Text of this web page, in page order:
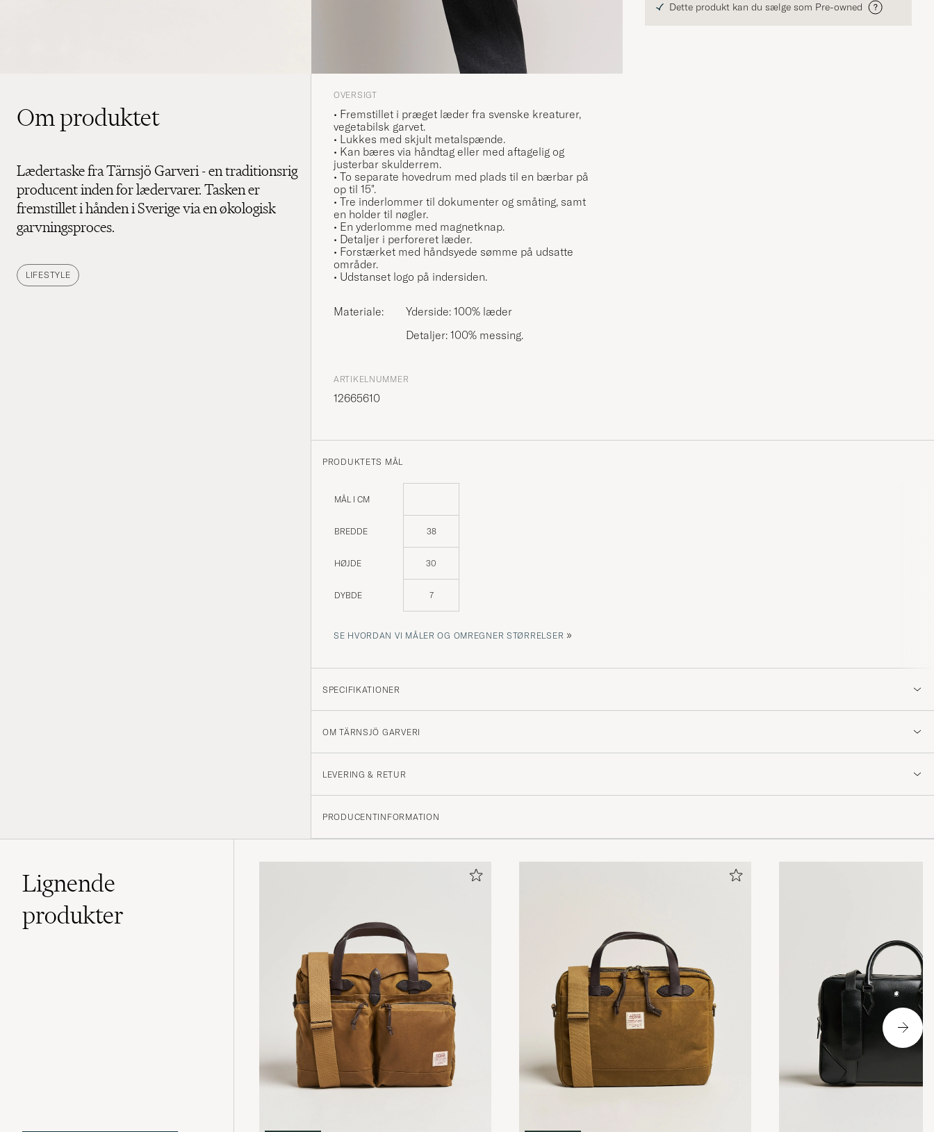
Dette produkt kan du sælge som Pre-owned
Om produktet
Lædertaske fra Tärnsjö Garveri - en traditionsrig
producent inden for lædervarer. Tasken er
fremstillet i hånden i Sverige via en økologisk
garvningsproces.
LIFESTYLE
OVERSIGT
• Fremstillet i præget læder fra svenske kreaturer,
vegetabilsk garvet.
• Lukkes med skjult metalspænde.
• Kan bæres via håndtag eller med aftagelig og
justerbar skulderrem.
• To separate hovedrum med plads til en bærbar på
op til 15".
• Tre inderlommer til dokumenter og småting, samt
en holder til nøgler.
• En yderlomme med magnetknap.
• Detaljer i perforeret læder.
• Forstærket med håndsyede sømme på udsatte
områder.
• Udstanset logo på indersiden.
Materiale:
Yderside: 100% læder
Detaljer: 100% messing.
ARTIKELNUMMER
12665610
PRODUKTETS MÅL
MÅL I CM
BREDDE 38
HØJDE 30
DYBDE 7
SE HVORDAN VI MÅLER OG OMREGNER STØRRELSER »
SPECIFIKATIONER
OM TÄRNSJÖ GARVERI
LEVERING & RETUR
PRODUCENTINFORMATION
Lignende
produkter